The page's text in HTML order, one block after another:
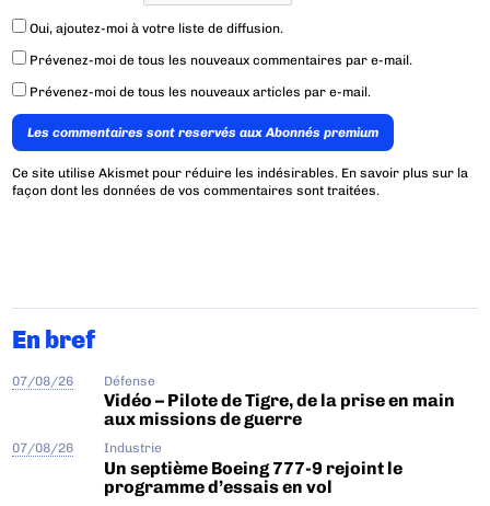
Oui, ajoutez-moi à votre liste de diffusion.
Prévenez-moi de tous les nouveaux commentaires par e-mail.
Prévenez-moi de tous les nouveaux articles par e-mail.
Les commentaires sont reservés aux Abonnés premium
Ce site utilise Akismet pour réduire les indésirables. En savoir plus sur la
façon dont les données de vos commentaires sont traitées.
En bref
07/08/26 Défense
Vidéo – Pilote de Tigre, de la prise en main
aux missions de guerre
07/08/26 Industrie
Un septième Boeing 777-9 rejoint le
programme d’essais en vol